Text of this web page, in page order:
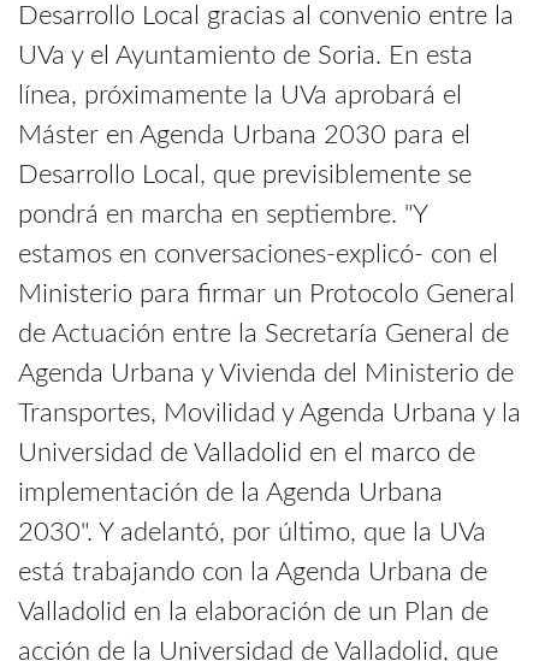
Desarrollo Local gracias al convenio entre la
UVa y el Ayuntamiento de Soria. En esta
línea, próximamente la UVa aprobará el
Máster en Agenda Urbana 2030 para el
Desarrollo Local, que previsiblemente se
pondrá en marcha en septiembre. "Y
estamos en conversaciones-explicó- con el
Ministerio para firmar un Protocolo General
de Actuación entre la Secretaría General de
Agenda Urbana y Vivienda del Ministerio de
Transportes, Movilidad y Agenda Urbana y la
Universidad de Valladolid en el marco de
implementación de la Agenda Urbana
2030". Y adelantó, por último, que la UVa
está trabajando con la Agenda Urbana de
Valladolid en la elaboración de un Plan de
acción de la Universidad de Valladolid, que